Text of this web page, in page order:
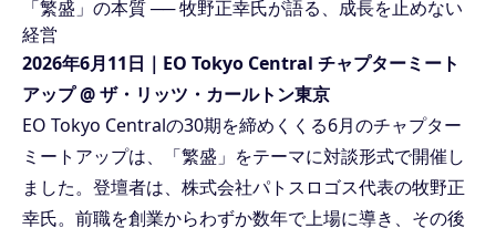
「繁盛」の本質 ── 牧野正幸氏が語る、成長を止めない
経営
2026年6月11日｜EO Tokyo Central チャプターミート
アップ @ ザ・リッツ・カールトン東京
EO Tokyo Centralの30期を締めくくる6月のチャプター
ミートアップは、「繁盛」をテーマに対談形式で開催し
ました。登壇者は、株式会社パトスロゴス代表の牧野正
幸氏。前職を創業からわずか数年で上場に導き、その後